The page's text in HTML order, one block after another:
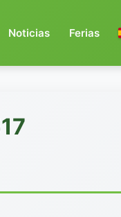
Noticias Ferias